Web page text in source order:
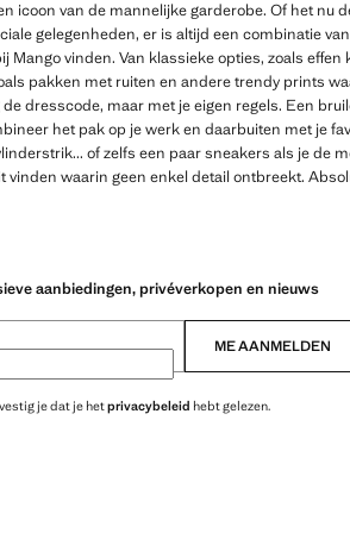
icoon van de mannelijke garderobe. Of het nu
gelegenheden, er is altijd een combinatie
Mango vinden. Van klassieke opties, zoals
pakken met ruiten en andere trendy prints
dresscode, maar met je eigen regels. Een
het pak op je werk en daarbuiten met je
of zelfs een paar sneakers als je de
waarin geen enkel detail ontbreekt.
aanbiedingen, privéverkopen en nieuws
ME AANMELDEN
je dat je hetprivacybeleid hebt gelezen.